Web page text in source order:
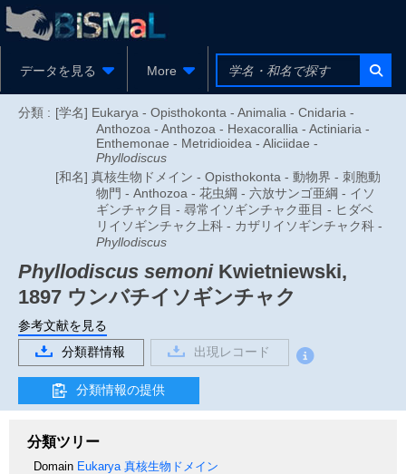
データを見る More
分類 : [学名] Eukarya - Opisthokonta - Animalia - Cnidaria -
Anthozoa - Anthozoa - Hexacorallia - Actiniaria -
Enthemonae - Metridioidea - Aliciidae -
Phyllodiscus
[和名] 真核生物ドメイン - Opisthokonta - 動物界 - 刺胞動
物門 - Anthozoa - 花虫綱 - 六放サンゴ亜綱 - イソ
ギンチャク目 - 尋常イソギンチャク亜目 - ヒダベ
リイソギンチャク上科 - カザリイソギンチャク科 -
Phyllodiscus
Phyllodiscus semoniKwietniewski,
1897 ウンバチイソギンチャク
参考文献を見る
分類群情報
出現レコード
分類情報の提供
分類ツリー
Domain Eukarya 真核生物ドメイン